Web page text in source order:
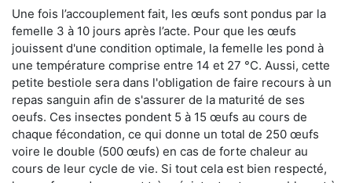
Une fois l’accouplement fait, les œufs sont pondus par la
femelle 3 à 10 jours après l’acte. Pour que les œufs
jouissent d'une condition optimale, la femelle les pond à
une température comprise entre 14 et 27 °C. Aussi, cette
petite bestiole sera dans l'obligation de faire recours à un
repas sanguin afin de s'assurer de la maturité de ses
oeufs. Ces insectes pondent 5 à 15 œufs au cours de
chaque fécondation, ce qui donne un total de 250 œufs
voire le double (500 œufs) en cas de forte chaleur au
cours de leur cycle de vie. Si tout cela est bien respecté,